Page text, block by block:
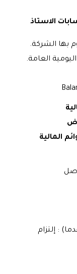
الاستاذ
بها الشركة.
العامة.
المالية
: إلتزام